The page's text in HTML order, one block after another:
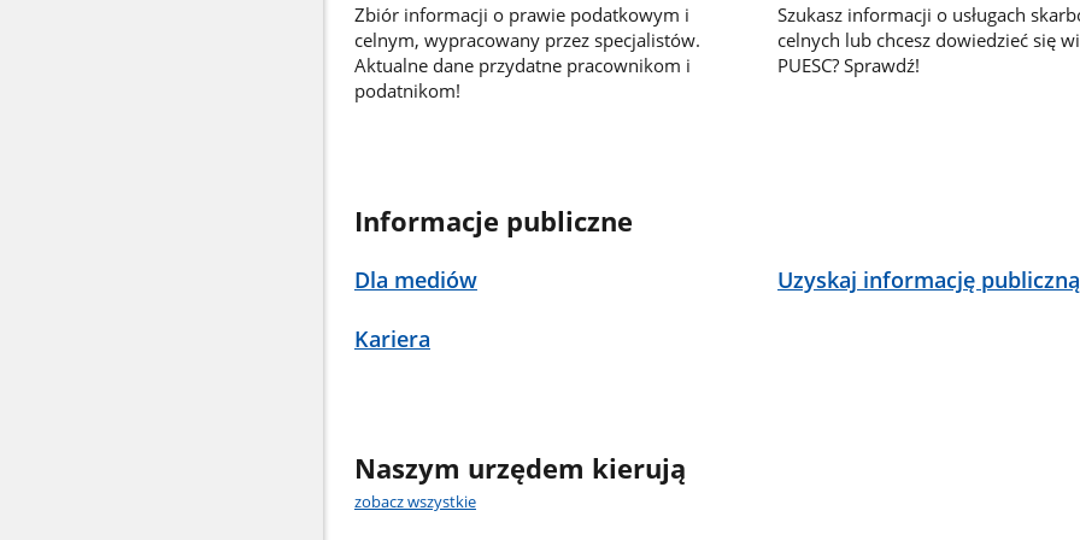
Zbiór informacji o prawie podatkowym i
celnym, wypracowany przez specjalistów.
Aktualne dane przydatne pracownikom i
podatnikom!
Szukasz informacji o usługach
celnych lub chcesz dowiedzieć się
PUESC? Sprawdź!
Informacje publiczne
Dla mediów Uzyskaj informację publiczną
Kariera
Naszym urzędem kierują
zobacz wszystkie